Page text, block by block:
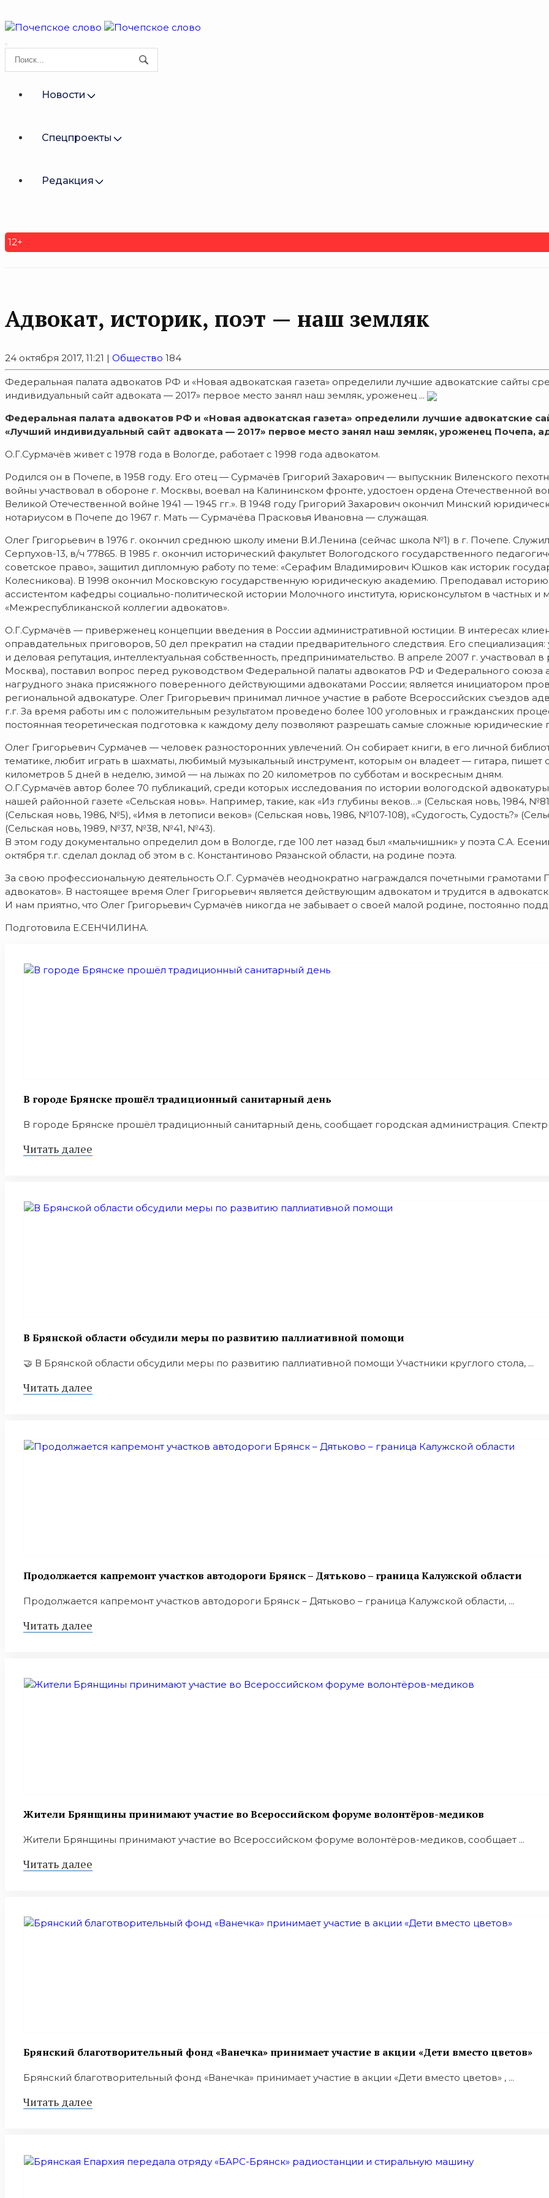
Новости
Спецпроекты
Редакция
12+
Адвокат, историк, поэт — наш земляк
24 октября 2017, 11:21 | Общество 184
Федеральная палата адвокатов РФ и «Новая адвокатская газета» определили лучшие адвокатские сайты
индивидуальный сайт адвоката — 2017» первое место занял наш земляк, уроженец ...
Федеральная палата адвокатов РФ и «Новая адвокатская газета» определили лучшие адвокатские
«Лучший индивидуальный сайт адвоката — 2017» первое место занял наш земляк, уроженец Почепа,
О.Г.Сурмачёв живет с 1978 года в Вологде, работает с 1998 года адвокатом.
Родился он в Почепе, в 1958 году. Его отец — Сурмачёв Григорий Захарович — выпускник Виленского
войны участвовал в обороне г. Москвы, воевал на Калининском фронте, удостоен ордена Отечественной
Великой Отечественной войне 1941 — 1945 гг.». В 1948 году Григорий Захарович окончил Минский
нотариусом в Почепе до 1967 г. Мать — Сурмачёва Прасковья Ивановна — служащая.
Олег Григорьевич в 1976 г. окончил среднюю школу имени В.И.Ленина (сейчас школа №1) в г. Почепе.
Серпухов-13, в/ч 77865. В 1985 г. окончил исторический факультет Вологодского государственного
советское право», защитил дипломную работу по теме: «Серафим Владимирович Юшков как историк
Колесникова). В 1998 окончил Московскую государственную юридическую академию. Преподавал
ассистентом кафедры социально-политической истории Молочного института, юрисконсультом в частных
«Межреспубликанской коллегии адвокатов».
О.Г.Сурмачёв — приверженец концепции введения в России административной юстиции. В интересах
оправдательных приговоров, 50 дел прекратил на стадии предварительного следствия. Его
и деловая репутация, интеллектуальная собственность, предпринимательство. В апреле 2007 г. участвовал
Москва), поставил вопрос перед руководством Федеральной палаты адвокатов РФ и Федерального союза
нагрудного знака присяжного поверенного действующими адвокатами России; является инициатором
региональной адвокатуре. Олег Григорьевич принимал личное участие в работе Всероссийских съездов
г.г. За время работы им с положительным результатом проведено более 100 уголовных и гражданских
постоянная теоретическая подготовка к каждому делу позволяют разрешать самые сложные юридические
Олег Григорьевич Сурмачев — человек разносторонних увлечений. Он собирает книги, в его личной
тематике, любит играть в шахматы, любимый музыкальный инструмент, которым он владеет — гитара,
километров 5 дней в неделю, зимой — на лыжах по 20 километров по субботам и воскресным дням.
О.Г.Сурмачёв автор более 70 публикаций, среди которых исследования по истории вологодской
нашей районной газете «Сельская новь». Например, такие, как «Из глубины веков…» (Сельская новь, 1984,
(Сельская новь, 1986, №5), «Имя в летописи веков» (Сельская новь, 1986, №107-108), «Судогость, Судость?»
(Сельская новь, 1989, №37, №38, №41, №43).
В этом году документально определил дом в Вологде, где 100 лет назад был «мальчишник» у поэта С.А.
октября т.г. сделал доклад об этом в с. Константиново Рязанской области, на родине поэта.
За свою профессиональную деятельность О.Г. Сурмачёв неоднократно награждался почетными
адвокатов». В настоящее время Олег Григорьевич является действующим адвокатом и трудится в
И нам приятно, что Олег Григорьевич Сурмачёв никогда не забывает о своей малой родине, постоянно
Подготовила Е.СЕНЧИЛИНА.
В городе Брянске прошёл традиционный санитарный день
В городе Брянске прошёл традиционный санитарный день, сообщает городская администрация. Спектр
Читать далее
В Брянской области обсудили меры по развитию паллиативной помощи
🤝 В Брянской области обсудили меры по развитию паллиативной помощи Участники круглого стола, ...
Читать далее
Продолжается капремонт участков автодороги Брянск – Дятьково – граница Калужской области
Продолжается капремонт участков автодороги Брянск – Дятьково – граница Калужской области, ...
Читать далее
Жители Брянщины принимают участие во Всероссийском форуме волонтёров-медиков
Жители Брянщины принимают участие во Всероссийском форуме волонтёров-медиков, сообщает ...
Читать далее
Брянский благотворительный фонд «Ванечка» принимает участие в акции «Дети вместо цветов»
Брянский благотворительный фонд «Ванечка» принимает участие в акции «Дети вместо цветов» , ...
Читать далее